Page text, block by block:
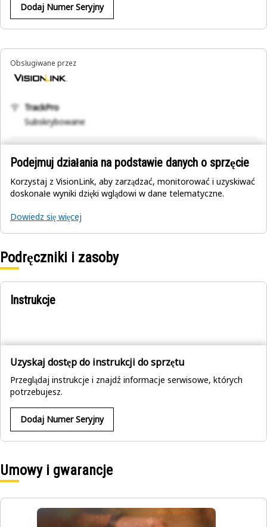
Dodaj Numer Seryjny
Obsługiwane przez
TrackPro
Subskrybowane
Podejmuj działania na podstawie danych o sprzęcie
Korzystaj z VisionLink, aby zarządzać, monitorować i uzyskiwać
doskonałe wyniki dzięki wglądowi w dane telematyczne.
Dowiedz się więcej
Podręczniki i zasoby
Instrukcje
Uzyskaj dostęp do instrukcji do sprzętu
Przeglądaj instrukcje i znajdź informacje serwisowe, których
potrzebujesz.
Dodaj Numer Seryjny
Umowy i gwarancje